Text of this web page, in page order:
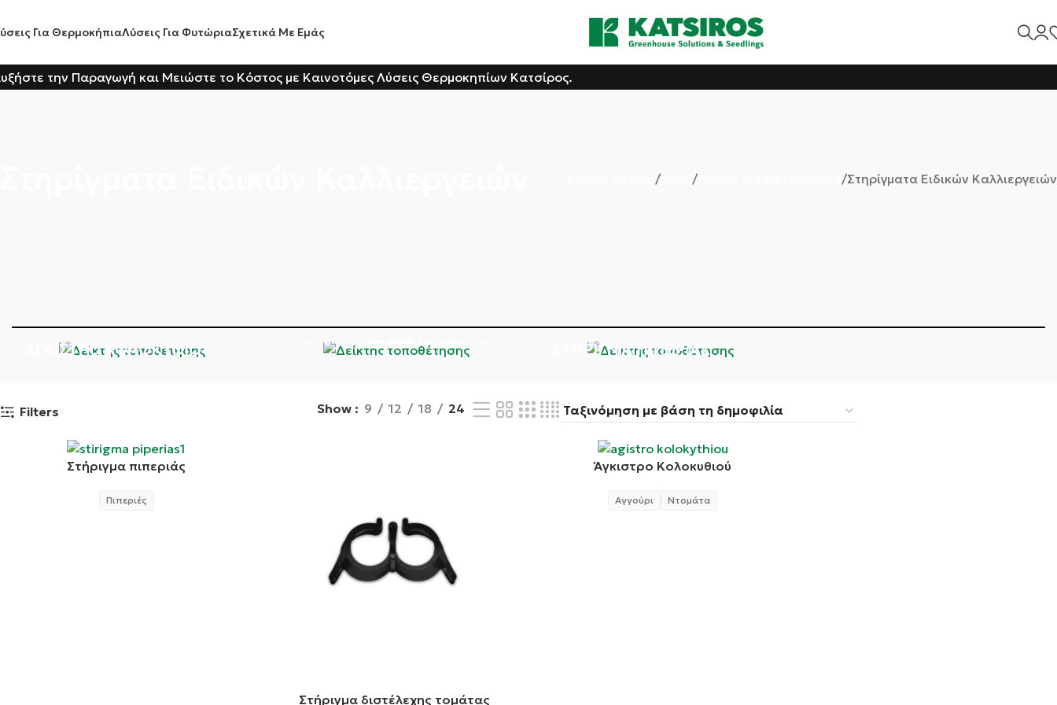
Για ΘερμοκήπιαΛύσεις Για ΦυτώριαΣχετικά Με Εμάς
την Παραγωγή και Μειώστε το Κόστος με Καινοτόμες Λύσεις Θερμοκηπίων Κατσίρος.
Shop Λύσεις για Θερμοκήπια Στηρίγματα Ειδικών Καλλιεργειών
ΆΓΚΙΣΤΡΟ ΚΟΛΟΚΥΘΙΟΎ
ΣΤΉΡΙΓΜΑ ΔΙΣΤΈΛΕΧΗΣ
ΤΟΜΆΤΑΣ
ΣΤΉΡΙΓΜΑ ΠΙΠΕΡΙΆΣ
Filters Show 9 12 18 24
Στήριγμα πιπεριάς
Πιπεριές
Στήριγμα διστέλεχης τομάτας
Άγκιστρο Κολοκυθιού
Αγγούρι Ντομάτα